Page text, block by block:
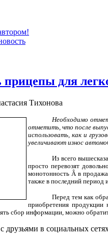
для
Тихонова
Необходимо
отметить, что после
использовать, как и
увеличивают износ
Из всего
просто перевозят
монотонность Â в
также в последний период
Перед тем как
приобретения
сбор информации, можно
друзьями в социальных